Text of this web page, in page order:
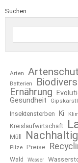
Suchen
Arten
Batterien
Ernährung
Gesundheit
Insektensterben Ki
Kreislaufwirtschaft
Müll
Pilze Preise
Wald
Wasser